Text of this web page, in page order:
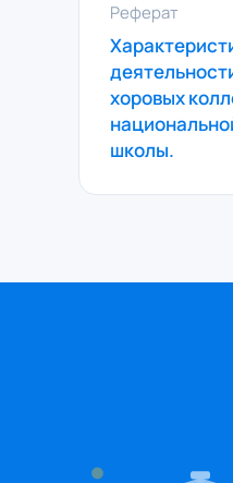
Реферат
хоровых
школы.